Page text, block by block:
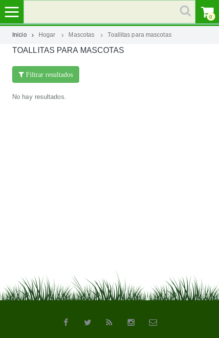
MI
0
Inicio Hogar Mascotas Toallitas para mascotas
TOALLITAS PARA MASCOTAS
Filtrar resultados
No hay resultados.